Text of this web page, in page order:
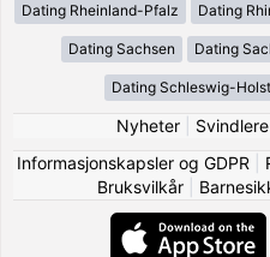
Dating Rheinland-Pfalz Dating
Dating Sachsen Dating
Dating Schleswig-
Nyheter| Svindlere
Informasjonskapsler og GDPR
Bruksvilkår